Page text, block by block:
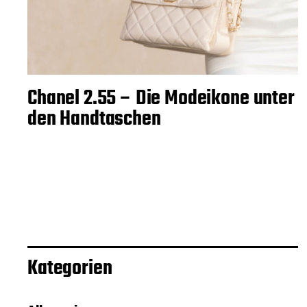
Chanel 2.55 – Die Modeikone unter
den Handtaschen
Kategorien